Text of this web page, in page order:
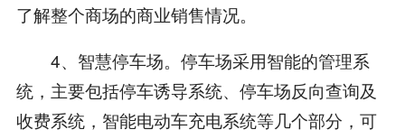
了解整个商场的商业销售情况。
4、智慧停车场。停车场采用智能的管理系
统，主要包括停车诱导系统、停车场反向查询及
收费系统，智能电动车充电系统等几个部分，可